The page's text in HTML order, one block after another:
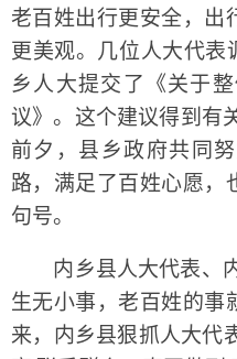
老百姓出行更安全，出
更美观。几位人大代表
乡人大提交了《关于
议》。这个建议得到有
前夕，县乡政府共同
路，满足了百姓心愿，
句号。
内乡县人大代表、内
生无小事，老百姓的事
来，内乡县狠抓人大代